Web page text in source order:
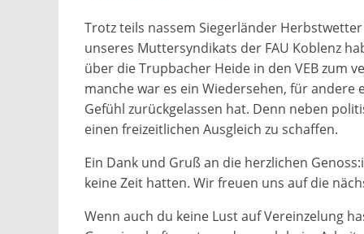
Trotz teils nassem Siegerländer
unseres Muttersyndikats der FAU Koblenz
über die Trupbacher Heide in den VEB zum
manche war es ein Wiedersehen, für
Gefühl zurückgelassen hat. Denn neben
einen freizeitlichen Ausgleich zu schaffen.
Ein Dank und Gruß an die herzlichen
keine Zeit hatten. Wir freuen uns auf die
Wenn auch du keine Lust auf Vereinzelung